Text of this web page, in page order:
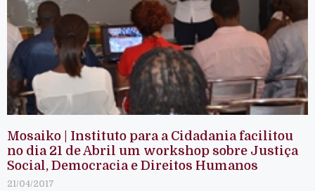
Mosaiko | Instituto para a Cidadania facilitou
no dia 21 de Abril um workshop sobre Justiça
Social, Democracia e Direitos Humanos
21/04/2017